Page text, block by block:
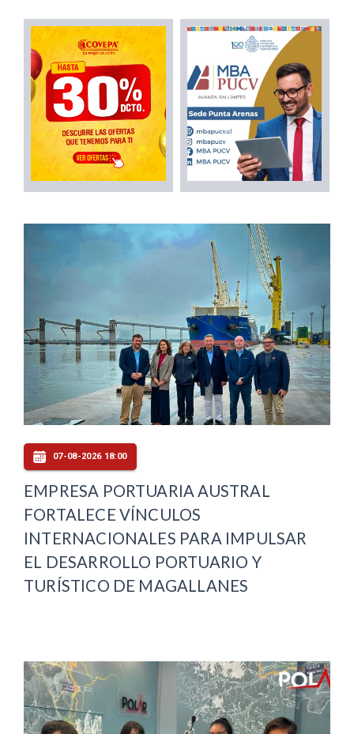
07-08-2026 18:00
EMPRESA PORTUARIA AUSTRAL
FORTALECE VÍNCULOS
INTERNACIONALES PARA IMPULSAR
EL DESARROLLO PORTUARIO Y
TURÍSTICO DE MAGALLANES